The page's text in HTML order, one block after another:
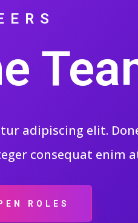
adipiscing elit.
consequat enim
ROLES